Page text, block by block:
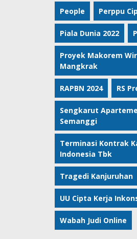
People Perppu
Piala Dunia 2022
Proyek Makorem
Mangkrak
RAPBN 2024 RS
Sengkarut
Semanggi
Terminasi Kontrak
Indonesia Tbk
Tragedi Kanjuruhan
UU Cipta Kerja
Wabah Judi Online